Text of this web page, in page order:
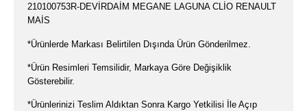
210100753R-DEVİRDAİM MEGANE LAGUNA CLİO RENAULT
MAİS
*Ürünlerde Markası Belirtilen Dışında Ürün Gönderilmez.
*Ürün Resimleri Temsilidir, Markaya Göre Değişiklik
Gösterebilir.
*Ürünlerinizi Teslim Aldıktan Sonra Kargo Yetkilisi İle Açıp